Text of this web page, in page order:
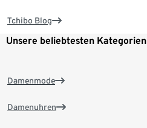
Tchibo Blog
Unsere beliebtesten Kategorien
Damenmode
Damenuhren